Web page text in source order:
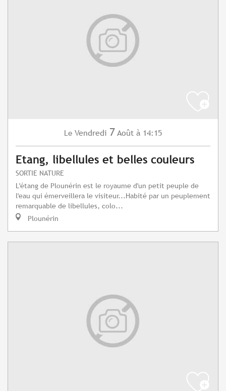
Le Vendredi 7 Août à 14:15
Etang, libellules et belles couleurs
SORTIE NATURE
L'étang de Plounérin est le royaume d'un petit peuple de
l'eau qui émerveillera le visiteur...Habité par un peuplement
remarquable de libellules, colo...
Plounérin